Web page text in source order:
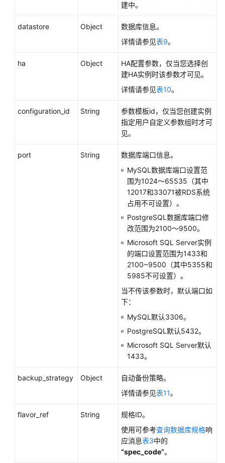
限
建中。
datastore Object
数据库信息。
详情请参见表9。
ha Object
HA配置参数，仅当您选择创
建HA实例时该参数才可见。
详情请参见表10。
configuration_id String
参数模板id，仅当您创建实例
指定用户自定义参数组时才可
见。
port String
数据库端口信息。
MySQL数据库端口设置范
围为1024～65535（其中
12017和33071被RDS系统
占用不可设置）。
PostgreSQL数据库端口修
改范围为2100～9500。
Microsoft SQL Server实例
的端口设置范围为1433和
2100~9500（其中5355和
5985不可设置）。
当不传该参数时，默认端口如
下：
MySQL默认3306。
PostgreSQL默认5432。
Microsoft SQL Server默认
1433。
backup_strategy Object
自动备份策略。
详情请参见表11。
flavor_ref String
规格ID。
使用可参考查询数据库规格响
应消息表3中的
“spec_code”。